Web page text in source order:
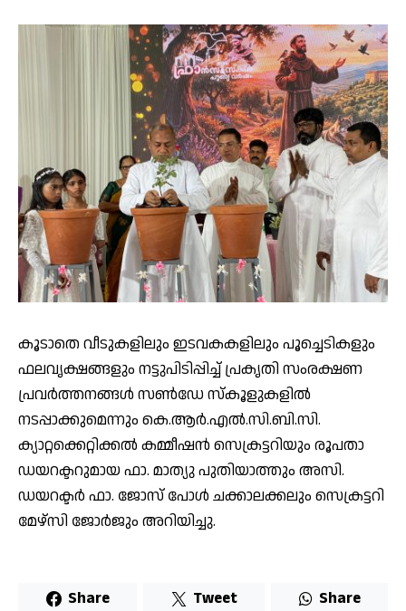
കൂടാതെ വീടുകളിലും ഇടവകകളിലും പൂച്ചെടികളും
ഫലവൃക്ഷങ്ങളും നട്ടുപിടിപ്പിച്ച് പ്രകൃതി സംരക്ഷണ
പ്രവർത്തനങ്ങൾ സൺഡേ സ്കൂളുകളിൽ
നടപ്പാക്കുമെന്നും കെ.ആർ.എൽ.സി.ബി.സി.
ക്യാറ്റക്കെറ്റിക്കൽ കമ്മീഷൻ സെക്രട്ടറിയും രൂപതാ
ഡയറക്ടറുമായ ഫാ. മാത്യു പുതിയാത്തും അസി.
ഡയറക്ടർ ഫാ. ജോസ് പോൾ ചക്കാലക്കലും സെക്രട്ടറി
മേഴ്സി ജോർജും അറിയിച്ചു.
Share Tweet Share